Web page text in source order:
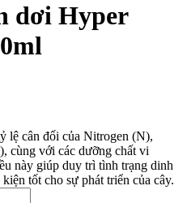
dơi Hyper
lệ cân đối của Nitrogen (N),
cùng với các dưỡng chất vi
này giúp duy trì tình trạng dinh
tốt cho sự phát triển của cây.